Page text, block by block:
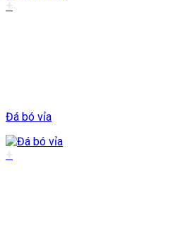
Đá bó vỉa